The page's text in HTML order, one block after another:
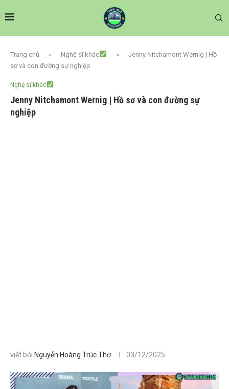
Trang chủ » Nghệ sĩ khác »
Jenny Nitchamont Wernig | Hồ
sơ và con đường sự nghiệp
Nghệ sĩ khác
Jenny Nitchamont Wernig | Hồ sơ và con đường sự
nghiệp
viết bởi Nguyễn Hoàng Trúc Thơ 03/12/2025